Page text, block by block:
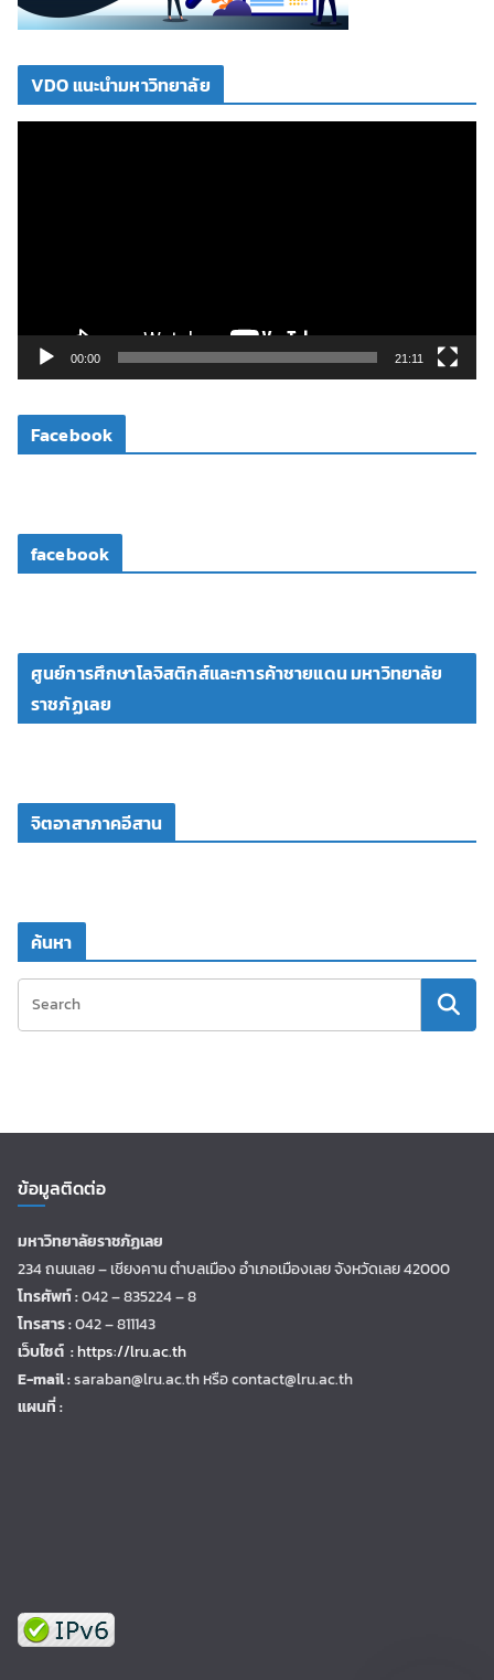
VDO แนะนำมหาวิทยาลัย
ดี
โ
00:00 21:11
Facebook
facebook
ศูนย์การศึกษาโลจิสติกส์และการค้าชายแดน มหาวิทยาลัย
ราชภัฏเลย
จิตอาสาภาคอีสาน
ค้นหา
ข้อมูลติดต่อ
มหาวิทยาลัยราชภัฏเลย
234 ถนนเลย – เชียงคาน ตำบลเมือง อำเภอเมืองเลย จังหวัดเลย 42000
โทรศัพท์ :042 – 835224 – 8
โทรสาร :042 – 811143
เว็บไซต์ :https://lru.ac.th
E-mail :saraban@lru.ac.thหรือ contact@lru.ac.th
แผนที่ :